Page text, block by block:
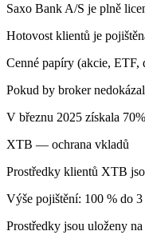
Saxo Bank A/S je plně
Hotovost klientů je
Cenné papíry (akcie,
Pokud by broker
V březnu 2025 získala
XTB — ochrana vkladů
Prostředky klientů XTB
Výše pojištění: 100 % do
Prostředky jsou uloženy